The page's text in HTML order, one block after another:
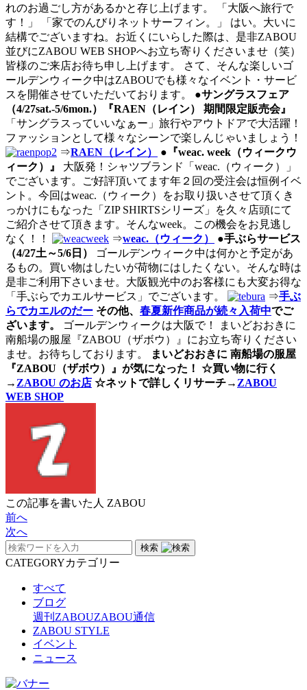
れのお過ごし方があるかと存じ上げます。 「大阪へ旅行で
す！」 「家でのんびりネットサーフィン。」 はい。大いに
結構でございますね。お近くにいらした際は、是非ZABOU
並びにZABOU WEB SHOPへお立ち寄りくださいませ（笑）
皆様のご来店お待ち申し上げます。 さて、そんな楽しいゴ
ールデンウィーク中はZABOUでも様々なイベント・サービ
スを開催させていただいております。 ●サングラスフェア
（4/27sat.-5/6mon.）『RAEN（レイン） 期間限定販売会』
「サングラスっていいなぁー」旅行やアウトドアで大活躍！
ファッションとして様々なシーンで楽しんじゃいましょう！
⇒RAEN（レイン） ● 『weac. week（ウィークウ
ィーク）』
大阪発！シャツブランド「weac.（ウィーク）」
でございます。ご好評頂いてます年２回の受注会は恒例イベ
ント。今回はweac.（ウィーク）をお取り扱いさせて頂くき
っかけにもなった「ZIP SHIRTSシリーズ」を久々店頭にて
ご紹介させて頂きます。そんなweek。この機会をお見逃し
なく！！
⇒weac.（ウィーク） ●手ぶらサービス
（4/27土～5/6日）
ゴールデンウィーク中は何かと予定があ
るもの。買い物はしたいが荷物にはしたくない。そんな時は
是非ご利用下さいませ。大阪観光中のお客様にも大変お得な
「手ぶらでカエルサービス」でございます。
⇒手ぶ
らでカエルのだー その他、 春夏新作商品が続々入荷中でご
ざいます。
ゴールデンウィークは大阪で！ まいどおおきに
南船場の服屋『ZABOU（ザボウ）』にお立ち寄りください
ませ。お待ちしております。
まいどおおきに 南船場の服屋
『ZABOU（ザボウ）』が気になった！ ☆買い物に行く
→ ZABOU のお店 ☆ネットで詳しくリサーチ→ ZABOU
WEB SHOP
この記事を書いた人 ZABOU
前へ
次へ
検索
CATEGORYカテゴリー
すべて
ブログ
週刊ZABOUZABOU通信
ZABOU STYLE
イベント
ニュース